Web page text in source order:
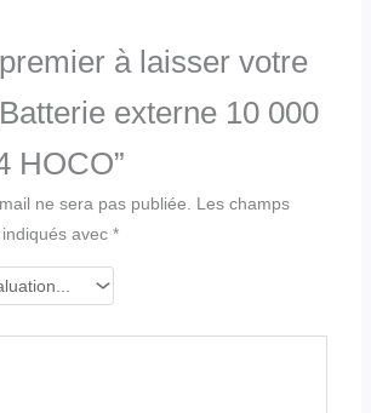
à laisser votre
externe 10 000
HOCO”
ne sera pas publiée.
Les champs
avec *